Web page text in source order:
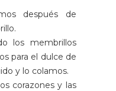
después de
los membrillos
para el dulce de
y lo colamos.
corazones y las